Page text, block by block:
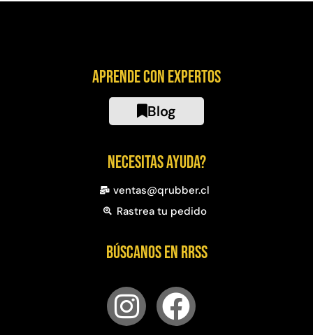
Aprende con expertos
Blog
Necesitas ayuda?
ventas@qrubber.cl
Rastrea tu pedido
Búscanos en RRSS